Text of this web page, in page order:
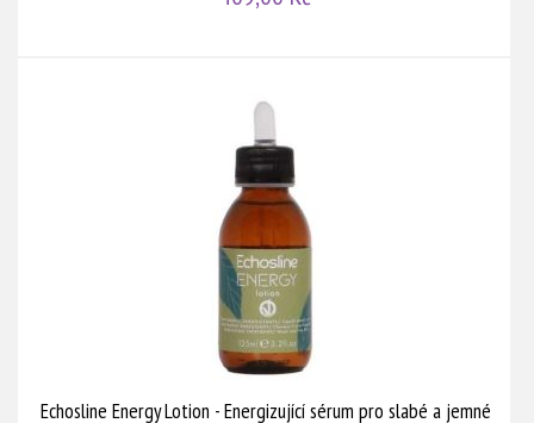
Echosline Energy Lotion - Energizující sérum pro slabé a jemné